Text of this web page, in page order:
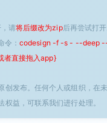
请将后缀改为zip后再尝试打开
令： codesign -f -s - --deep --
者直接拖入app}
发布。任何个人或组织，
益，可联系我们进行处理。